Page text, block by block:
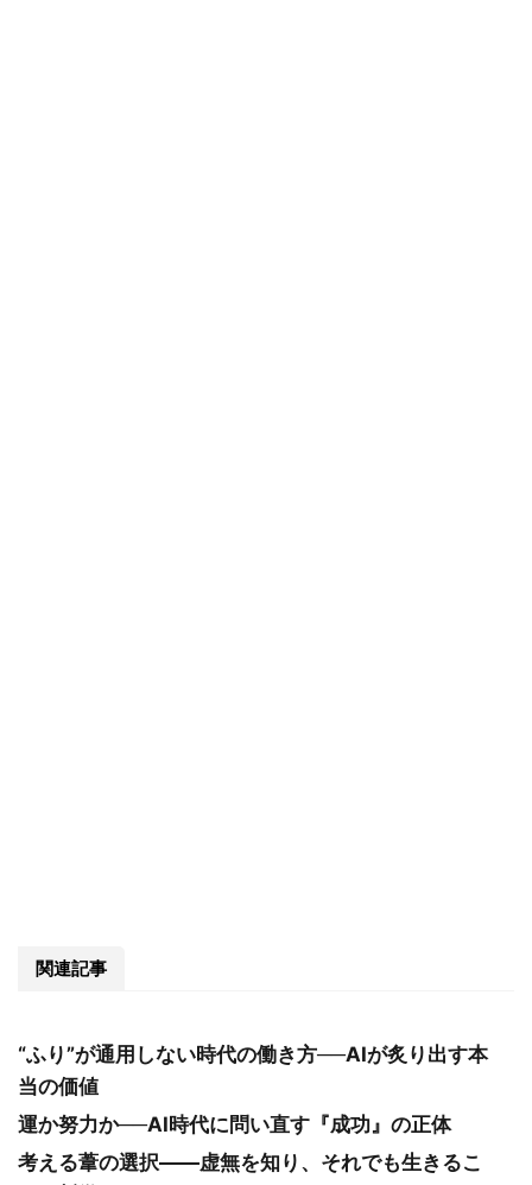
関連記事
“ふり”が通用しない時代の働き方──AIが炙り出す本
当の価値
運か努力か──AI時代に問い直す『成功』の正体
考える葦の選択――虚無を知り、それでも生きるこ